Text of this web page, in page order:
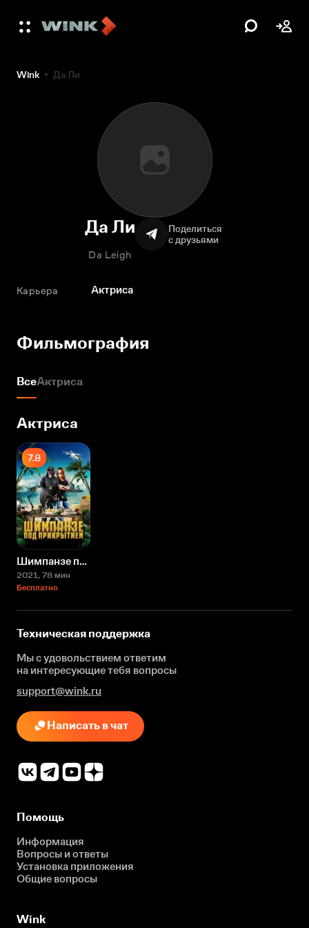
Wink Да Ли
Да Ли
Da Leigh
Поделиться
с друзьями
Карьера Актриса
Фильмография
ВсеАктриса
Актриса
7.8
Шимпанзе под прикрытием
2021, 78 мин
Бесплатно
Техническая поддержка
Мы с удовольствием ответим
на интересующиетебя вопросы
support@wink.ru
Написать в чат
Помощь
Информация
Вопросы и ответы
Установка приложения
Общие вопросы
Wink